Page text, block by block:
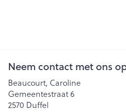
Neem contact met ons
Beaucourt, Caroline
Gemeentestraat 6
2570 Duffel